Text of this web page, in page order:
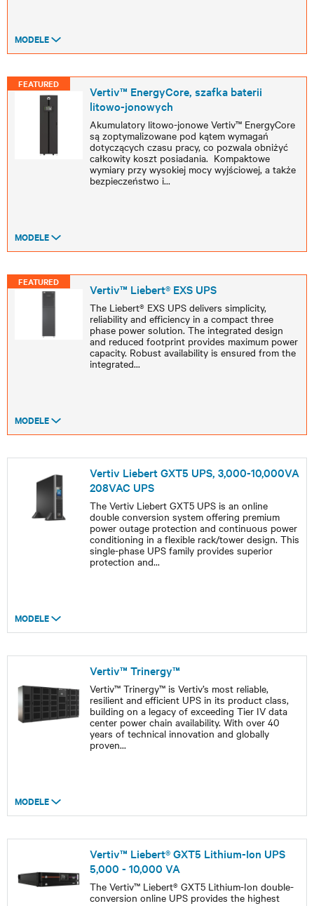
MODELE
FEATURED
Vertiv™ EnergyCore, szafka baterii
litowo-jonowych
Akumulatory litowo-jonowe Vertiv™ EnergyCore
są zoptymalizowane pod kątem wymagań
dotyczących czasu pracy, co pozwala obniżyć
całkowity koszt posiadania. Kompaktowe
wymiary przy wysokiej mocy wyjściowej, a także
bezpieczeństwo i...
MODELE
FEATURED Vertiv™ Liebert® EXS UPS
The Liebert® EXS UPS delivers simplicity,
reliability and efficiency in a compact three
phase power solution. The integrated design
and reduced footprint provides maximum power
capacity. Robust availability is ensured from the
integrated...
MODELE
Vertiv Liebert GXT5 UPS, 3,000-10,000VA
208VAC UPS
The Vertiv Liebert GXT5 UPS is an online
double conversion system offering premium
power outage protection and continuous power
conditioning in a flexible rack/tower design. This
single-phase UPS family provides superior
protection and...
MODELE
Vertiv™ Trinergy™
Vertiv™ Trinergy™ is Vertiv’s most reliable,
resilient and efficient UPS in its product class,
building on a legacy of exceeding Tier IV data
center power chain availability. With over 40
years of technical innovation and globally
proven...
MODELE
Vertiv™ Liebert® GXT5 Lithium-Ion UPS
5,000 - 10,000 VA
The Vertiv™ Liebert® GXT5 Lithium-Ion double-
conversion online UPS provides the highest